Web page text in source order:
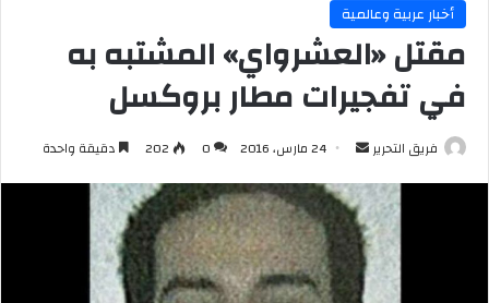
أخبار عربية وعالمية
مقتل «العشرواي» المشتبه به
في تفجيرات مطار بروكسل
فريق التحرير
أرسل
إلكترونيا
24 مارس، 2016 0
202 دقيقة واحدة